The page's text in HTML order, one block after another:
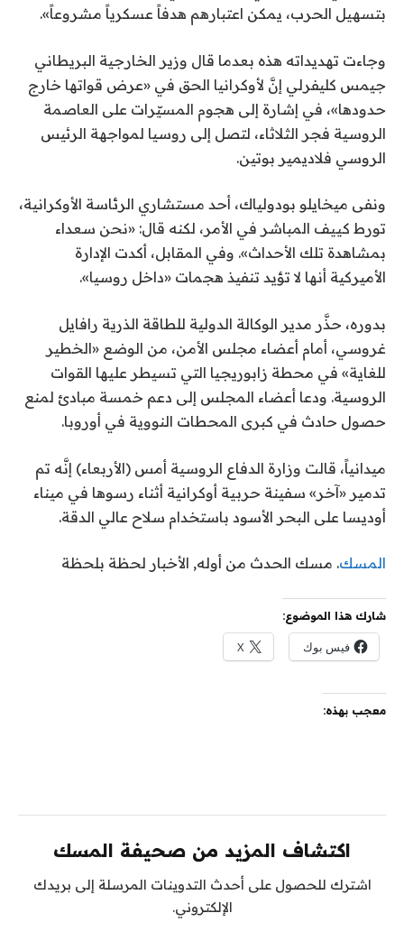
بتسهيل الحرب، يمكن اعتبارهم هدفاً عسكرياً مشروعاً».
وجاءت تهديداته هذه بعدما قال وزير الخارجية البريطاني
جيمس كليفرلي إنَّ لأوكرانيا الحق في «عرض قواتها خارج
حدودها»، في إشارة إلى هجوم المسيّرات على العاصمة
الروسية فجر الثلاثاء، لتصل إلى روسيا لمواجهة الرئيس
الروسي فلاديمير بوتين.
ونفى ميخايلو بودولياك، أحد مستشاري الرئاسة الأوكرانية،
تورط كييف المباشر في الأمر، لكنه قال: «نحن سعداء
بمشاهدة تلك الأحداث». وفي المقابل، أكدت الإدارة
الأميركية أنها لا تؤيد تنفيذ هجمات «داخل روسيا».
بدوره، حذَّر مدير الوكالة الدولية للطاقة الذرية رافايل
غروسي، أمام أعضاء مجلس الأمن، من الوضع «الخطير
للغاية» في محطة زابوريجيا التي تسيطر عليها القوات
الروسية. ودعا أعضاء المجلس إلى دعم خمسة مبادئ لمنع
حصول حادث في كبرى المحطات النووية في أوروبا.
ميدانياً، قالت وزارة الدفاع الروسية أمس (الأربعاء) إنَّه تم
تدمير «آخر» سفينة حربية أوكرانية أثناء رسوها في ميناء
أوديسا على البحر الأسود باستخدام سلاح عالي الدقة.
المسك. مسك الحدث من أوله, الأخبار لحظة بلحظة
شارك هذا الموضوع:
فيس بوك X
معجب بهذه:
اكتشاف المزيد من صحيفة المسك
اشترك للحصول على أحدث التدوينات المرسلة إلى بريدك
الإلكتروني.